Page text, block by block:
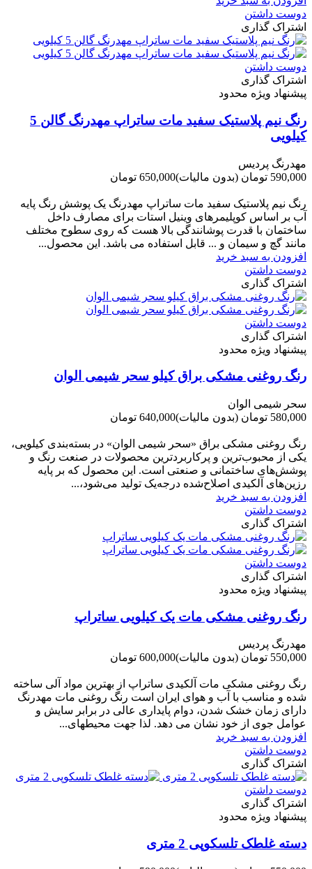
دوست داشتن
اشتراک گذاری
دوست داشتن
اشتراک گذاری
پیشنهاد ویژه محدود
رنگ نیم پلاستیک سفید مات ساتراپ مهدرنگ گالن 5
کیلویی
مهدرنگ پردیس
590,000 تومان
(بدون مالیات)650,000 تومان
رنگ نیم پلاستیک سفید مات ساتراپ مهدرنگ یک پوشش رنگ پایه
آب بر اساس کوپلیمرهای وینیل استات برای مصارف داخل
ساختمان با قدرت پوشانندگی بالا هست که روی سطوح مختلف
مانند گچ و سیمان و ... قابل استفاده می باشد. این محصول...
افزودن به سبد خرید
دوست داشتن
اشتراک گذاری
دوست داشتن
اشتراک گذاری
پیشنهاد ویژه محدود
رنگ روغنی مشکی براق کیلو سحر شیمی الوان
سحر شیمی الوان
580,000 تومان
(بدون مالیات)640,000 تومان
رنگ روغنی مشکی براق «سحر شیمی الوان» در بسته‌بندی کیلویی،
یکی از محبوب‌ترین و پرکاربردترین محصولات در صنعت رنگ و
پوشش‌های ساختمانی و صنعتی است. این محصول که بر پایه
رزین‌های آلکیدی اصلاح‌شده درجه‌یک تولید می‌شود،...
افزودن به سبد خرید
دوست داشتن
اشتراک گذاری
دوست داشتن
اشتراک گذاری
پیشنهاد ویژه محدود
رنگ روغنی مشکی مات یک کیلویی ساتراپ
مهدرنگ پردیس
550,000 تومان
(بدون مالیات)600,000 تومان
رنگ روغنی مشکی مات آلکیدی ساتراپ از بهترین مواد آلی ساخته
شده و مناسب با آب و هوای ایران است رنگ روغنی مات مهدرنگ
دارای زﻣﺎن ﺧﺸﮏ ﺷﺪن، دوام ﭘﺎﯾﺪاری عالی در ﺑﺮاﺑﺮ ﺳﺎﯾﺶ و
ﻋﻮاﻣﻞ ﺟﻮی از ﺧﻮد ﻧﺸﺎن ﻣﯽ دﻫﺪ. ﻟﺬا ﺟﻬﺖ ﻣﺤﯿﻄ‌‌ﻬﺎی...
افزودن به سبد خرید
دوست داشتن
اشتراک گذاری
دوست داشتن
اشتراک گذاری
پیشنهاد ویژه محدود
دسته غلطک تلسکوپی 2 متری